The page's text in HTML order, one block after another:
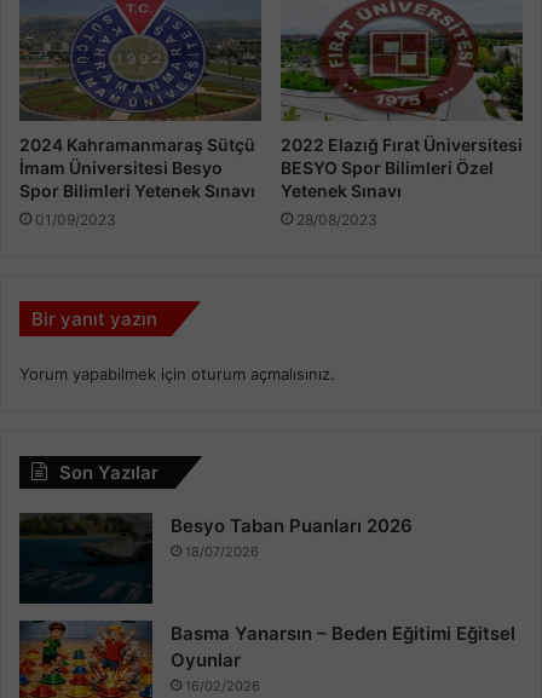
2024 Kahramanmaraş Sütçü
İmam Üniversitesi Besyo
Spor Bilimleri Yetenek Sınavı
01/09/2023
2022 Elazığ Fırat Üniversitesi
BESYO Spor Bilimleri Özel
Yetenek Sınavı
28/08/2023
Bir yanıt yazın
Yorum yapabilmek için oturum açmalısınız.
Son Yazılar
Besyo Taban Puanları 2026
18/07/2026
Basma Yanarsın – Beden Eğitimi Eğitsel
Oyunlar
16/02/2026